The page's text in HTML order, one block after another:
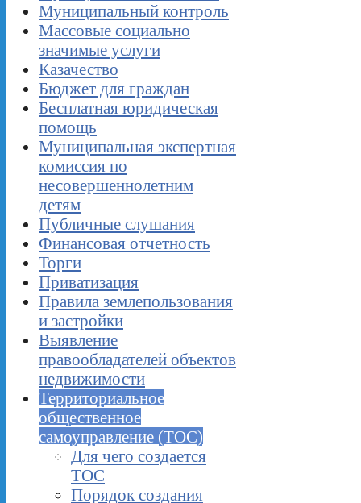
Муниципальный контроль
Массовые социально
значимые услуги
Казачество
Бюджет для граждан
Бесплатная юридическая
помощь
Муниципальная экспертная
комиссия по
несовершеннолетним
детям
Публичные слушания
Финансовая отчетность
Торги
Приватизация
Правила землепользования
и застройки
Выявление
правообладателей объектов
недвижимости
Территориальное
общественное
самоуправление (ТОС)
Для чего создается
ТОС
Порядок создания